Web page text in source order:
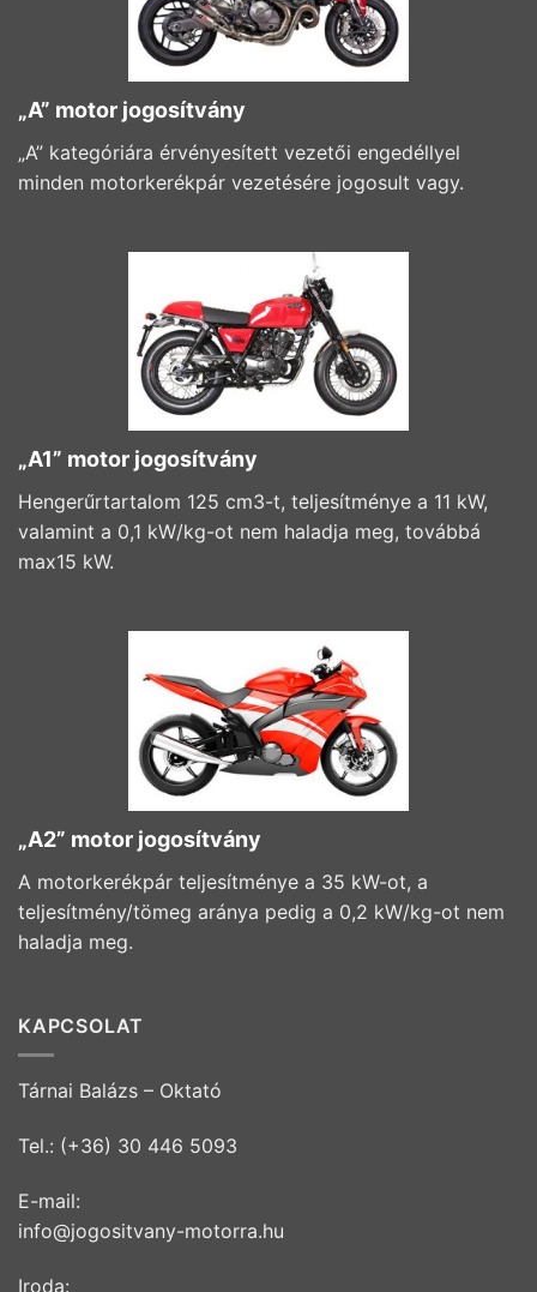
„A” motor jogosítvány
„A” kategóriára érvényesített vezetői engedéllyel
minden motorkerékpár vezetésére jogosult vagy.
„A1” motor jogosítvány
Hengerűrtartalom 125 cm3-t, teljesítménye a 11 kW,
valamint a 0,1 kW/kg-ot nem haladja meg, továbbá
max15 kW.
„A2” motor jogosítvány
A motorkerékpár teljesítménye a 35 kW-ot, a
teljesítmény/tömeg aránya pedig a 0,2 kW/kg-ot nem
haladja meg.
KAPCSOLAT
Tárnai Balázs – Oktató
Tel.: (+36) 30 446 5093
E-mail:
info@jogositvany-motorra.hu
Iroda: